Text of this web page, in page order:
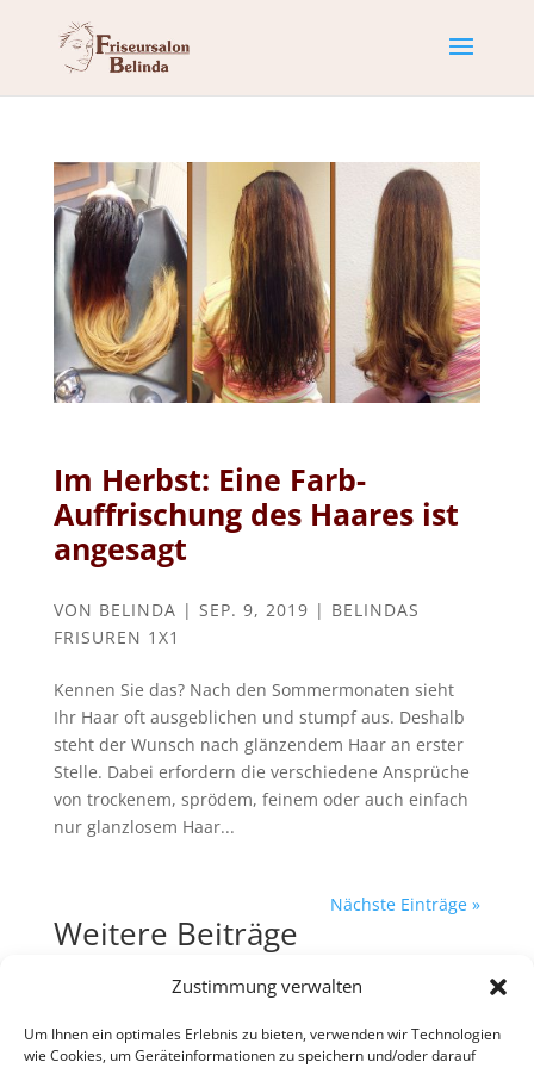
Zustimmung verwalten
Um Ihnen ein optimales Erlebnis zu bieten, verwenden wir Technologien
wie Cookies, um Geräteinformationen zu speichern und/oder darauf
Im Herbst: Eine Farb-
Auffrischung des Haares ist
angesagt
VON BELINDA | SEP. 9, 2019 | BELINDAS
FRISUREN 1X1
Kennen Sie das? Nach den Sommermonaten sieht
Ihr Haar oft ausgeblichen und stumpf aus. Deshalb
steht der Wunsch nach glänzendem Haar an erster
Stelle. Dabei erfordern die verschiedene Ansprüche
von trockenem, sprödem, feinem oder auch einfach
nur glanzlosem Haar...
Nächste Einträge »
Weitere Beiträge
Haare selbst färben
Styling in Farbe